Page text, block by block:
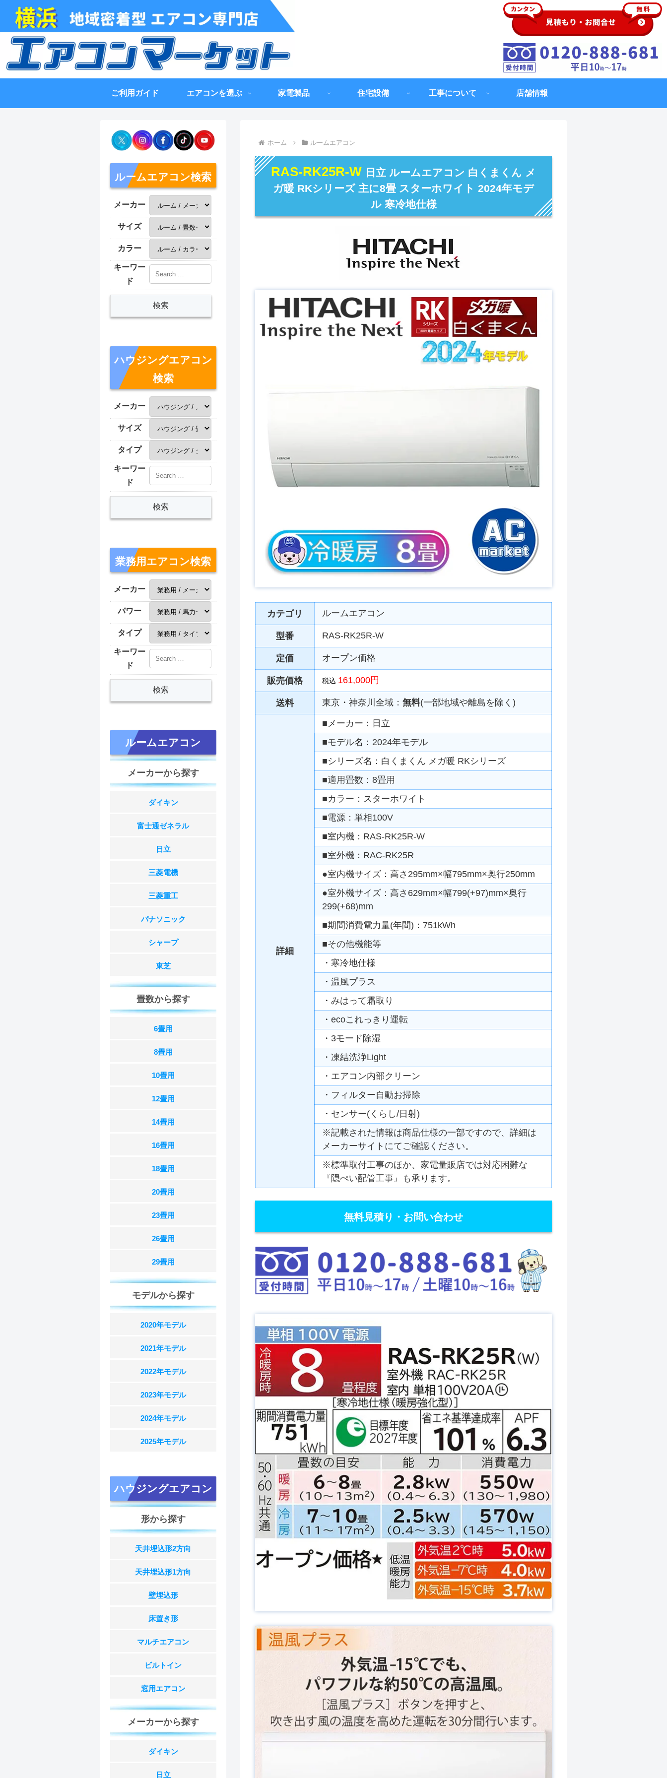
ご利用ガイド エアコンを選ぶ 家電製品 住宅設備 工事について 店舗情報
ホーム ルームエアコン
RAS-RK25R-W 日立 ルームエアコン 白くまくん メ
ガ暖 RKシリーズ 主に8畳 スターホワイト 2024年モデ
ル 寒冷地仕様
カテゴリ ルームエアコン
型番 RAS-RK25R-W
定価 オープン価格
販売価格 税込 161,000円
送料 東京・神奈川全域： 無料(一部地域や離島を除く)
詳細
■メーカー：日立
■モデル名：2024年モデル
■シリーズ名：白くまくん メガ暖 RKシリーズ
■適用畳数：8畳用
■カラー：スターホワイト
■電源：単相100V
■室内機：RAS-RK25R-W
■室外機：RAC-RK25R
●室内機サイズ：高さ295mm×幅795mm×奥行250mm
●室外機サイズ：高さ629mm×幅799(+97)mm×奥行
299(+68)mm
■期間消費電力量(年間)：751kWh
■その他機能等
・寒冷地仕様
・温風プラス
・みはって霜取り
・ecoこれっきり運転
・3モード除湿
・凍結洗浄Light
・エアコン内部クリーン
・フィルター自動お掃除
・センサー(くらし/日射)
※記載された情報は商品仕様の一部ですので、詳細は
メーカーサイトにてご確認ください。
※標準取付工事のほか、家電量販店では対応困難な
『隠ぺい配管工事』も承ります。
無料見積り・お問い合わせ
ルームエアコン検索
メーカー
サイズ
カラー
キーワー
ド
ハウジングエアコン
検索
メーカー
サイズ
タイプ
キーワー
ド
業務用エアコン検索
メーカー
パワー
タイプ
キーワー
ド
ルームエアコン
メーカーから探す
ダイキン
富士通ゼネラル
日立
三菱電機
三菱重工
パナソニック
シャープ
東芝
畳数から探す
6畳用
8畳用
10畳用
12畳用
14畳用
16畳用
18畳用
20畳用
23畳用
26畳用
29畳用
モデルから探す
2020年モデル
2021年モデル
2022年モデル
2023年モデル
2024年モデル
2025年モデル
ハウジングエアコン
形から探す
天井埋込形2方向
天井埋込形1方向
壁埋込形
床置き形
マルチエアコン
ビルトイン
窓用エアコン
メーカーから探す
ダイキン
日立